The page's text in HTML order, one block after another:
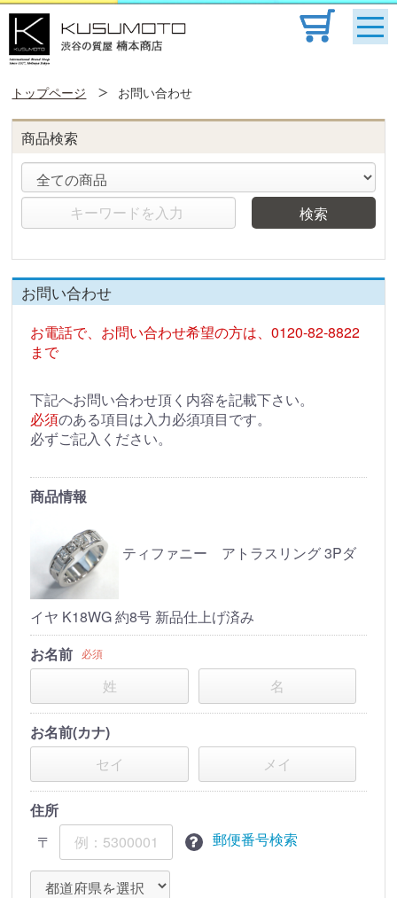
トップページ お問い合わせ
商品検索
検索
お問い合わせ
お電話で、お問い合わせ希望の方は、0120-82-8822
まで
下記へお問い合わせ頂く内容を記載下さい。
必須のある項目は入力必須項目です。
必ずご記入ください。
商品情報
ティファニー アトラスリング 3Pダ
イヤ K18WG 約8号 新品仕上げ済み
お名前
必須
お名前(カナ)
住所
〒
郵便番号検索